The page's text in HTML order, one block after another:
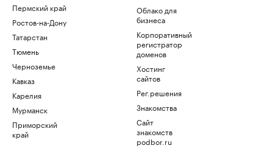
Пермский край
Ростов-на-Дону
Татарстан
Тюмень
Черноземье
Кавказ
Карелия
Мурманск
Приморский
край
Облако для
бизнеса
Корпоративный
регистратор
доменов
Хостинг
сайтов
Рег.решения
Знакомства
Сайт
знакомств
podbor.ru